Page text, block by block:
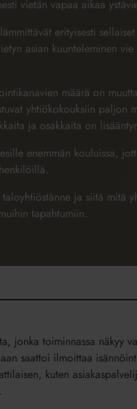
vietän vapaa aikaa
erityisesti
asian kuunteleminen vie
määrä on
yhtiökokouksiin paljon
ja osakkaita on
enemmän kouluissa,
ja siitä mitä
tapahtumiin.
jonka toiminnassa näkyy
saattoi ilmoittaa
kuten